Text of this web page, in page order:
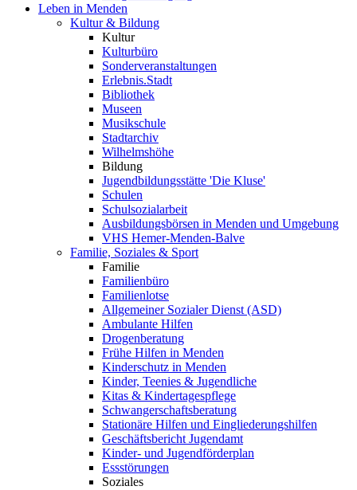
Leben in Menden
Kultur & Bildung
Kultur
Kulturbüro
Sonderveranstaltungen
Erlebnis.Stadt
Bibliothek
Museen
Musikschule
Stadtarchiv
Wilhelmshöhe
Bildung
Jugendbildungsstätte 'Die Kluse'
Schulen
Schulsozialarbeit
Ausbildungsbörsen in Menden und Umgebung
VHS Hemer-Menden-Balve
Familie, Soziales & Sport
Familie
Familienbüro
Familienlotse
Allgemeiner Sozialer Dienst (ASD)
Ambulante Hilfen
Drogenberatung
Frühe Hilfen in Menden
Kinderschutz in Menden
Kinder, Teenies & Jugendliche
Kitas & Kindertagespflege
Schwangerschaftsberatung
Stationäre Hilfen und Eingliederungshilfen
Geschäftsbericht Jugendamt
Kinder- und Jugendförderplan
Essstörungen
Soziales